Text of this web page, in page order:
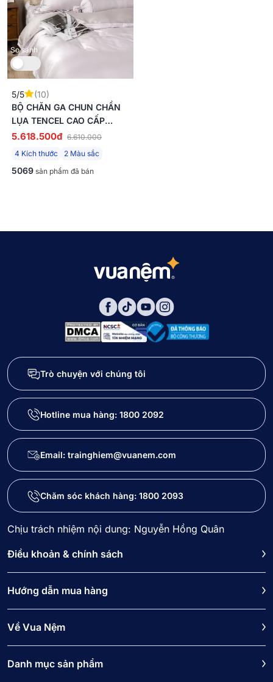
So sánh
5/5
(10)
BỘ CHĂN GA CHUN CHẦN
LỤA TENCEL CAO CẤP
AMANDO ÉLAN 5 CHI TIẾT
5.618.500đ 6.610.000
4 Kích thước
2 Màu sắc
5069 sản phẩm đã bán
Trò chuyện với chúng tôi
Hotline mua hàng: 1800 2092
Email: trainghiem@vuanem.com
Chăm sóc khách hàng: 1800 2093
Chịu trách nhiệm nội dung: Nguyễn Hồng Quân
Điều khoản & chính sách
Hướng dẫn mua hàng
Về Vua Nệm
Danh mục sản phẩm